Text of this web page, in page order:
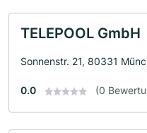
TELEPOOL GmbH
Sonnenstr. 21, 80331
0.0 (0